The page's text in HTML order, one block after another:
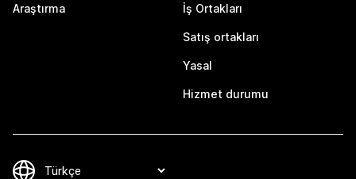
Araştırma İş Ortakları
Satış ortakları
Yasal
Hizmet durumu